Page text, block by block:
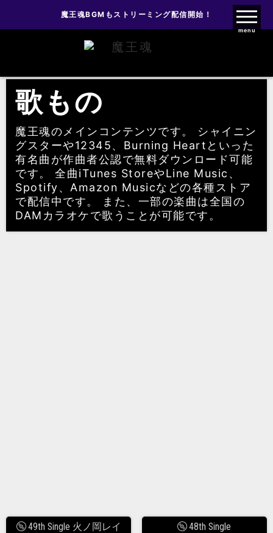
魔王魂ファンクラブ
魔王魂BGMもストリーミング配信開始！
menu
歌もの
魔王魂のメインコンテンツです。 シャイニン
グスターや12345、Burning Heartといった
有名曲が作曲者公認で無料ダウンロード可能
です。 全曲iTunes StoreやLine Music、
Spotify、Amazon Musicなどの各種ストア
で配信中です。 また、一部の楽曲は全国の
DAMカラオケで歌うことが可能です。
49th Single 火ノ岡レイ 48th Single